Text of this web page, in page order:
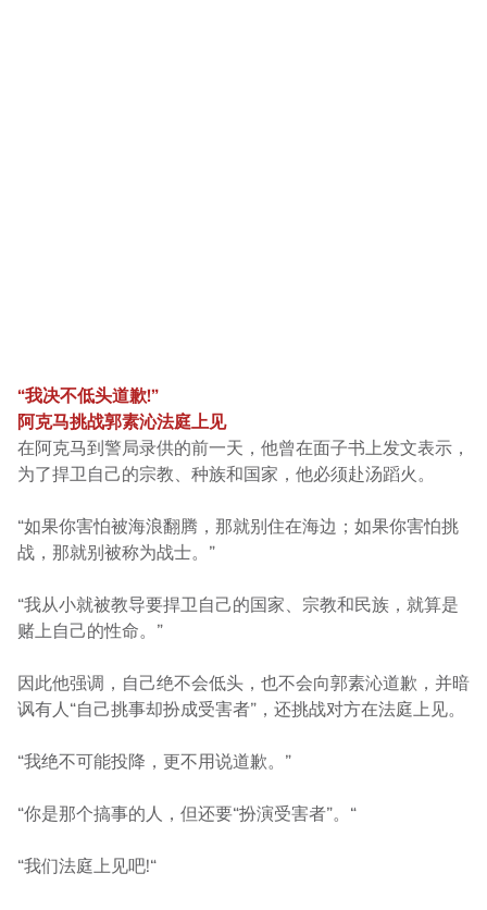
“我决不低头道歉!”
阿克马挑战郭素沁法庭上见
在阿克马到警局录供的前一天，他曾在面子书上发文表示，
为了捍卫自己的宗教、种族和国家，他必须赴汤蹈火。
“如果你害怕被海浪翻腾，那就别住在海边；如果你害怕挑
战，那就别被称为战士。”
“我从小就被教导要捍卫自己的国家、宗教和民族，就算是
赌上自己的性命。”
因此他强调，自己绝不会低头，也不会向郭素沁道歉，并暗
讽有人“自己挑事却扮成受害者”，还挑战对方在法庭上见。
“我绝不可能投降，更不用说道歉。”
“你是那个搞事的人，但还要“扮演受害者”。“
“我们法庭上见吧!“